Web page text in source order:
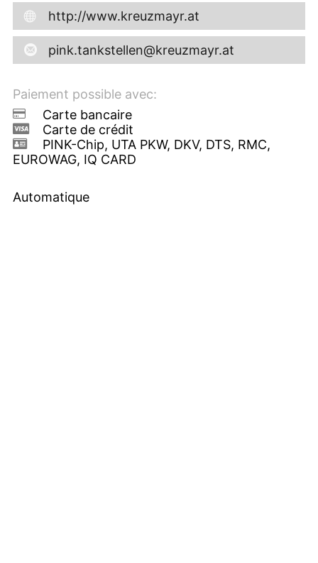
http://www.kreuzmayr.at
pink.tankstellen@kreuzmayr.at
Paiement possible avec:
Carte bancaire
Carte de crédit
PINK-Chip, UTA PKW, DKV, DTS, RMC,
EUROWAG, IQ CARD
Automatique